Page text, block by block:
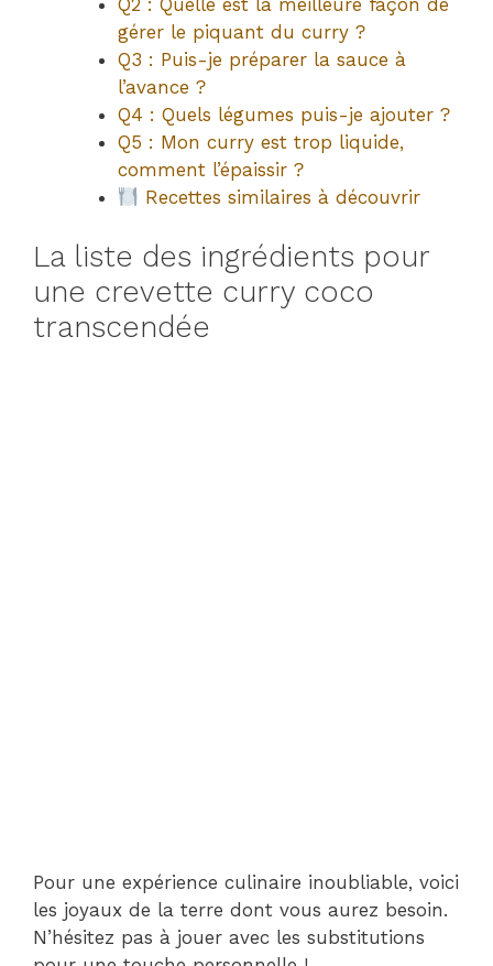
gérer le piquant du curry ?
Q3 : Puis-je préparer la sauce à
l’avance ?
Q4 : Quels légumes puis-je ajouter ?
Q5 : Mon curry est trop liquide,
comment l’épaissir ?
Recettes similaires à découvrir
La liste des ingrédients pour
une crevette curry coco
transcendée
Pour une expérience culinaire inoubliable, voici
les joyaux de la terre dont vous aurez besoin.
N’hésitez pas à jouer avec les substitutions